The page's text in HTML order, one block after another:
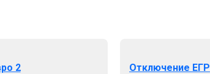
2 Отключение ЕГР